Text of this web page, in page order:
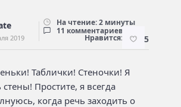
2019
На чтение: 2 минуты
11 комментариев
Нравится: 5
Таблички! Стеночки! Я
стены! Простите, я всегда
когда речь заходить о